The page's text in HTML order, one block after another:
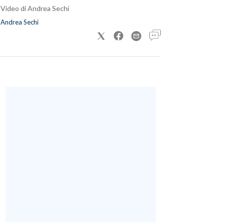
Video di Andrea Sechi
Andrea Sechi